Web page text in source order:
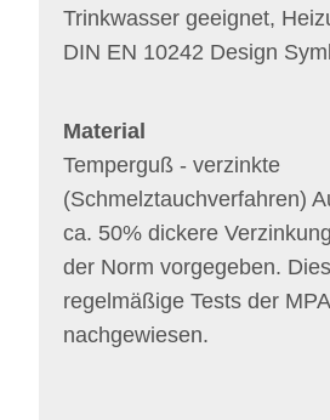
Trinkwasser geeignet,
DIN EN 10242 Design
Material
Temperguß - verzinkte
(Schmelztauchverfahren)
ca. 50% dickere
der Norm vorgegeben.
regelmäßige Tests der MPA
nachgewiesen.